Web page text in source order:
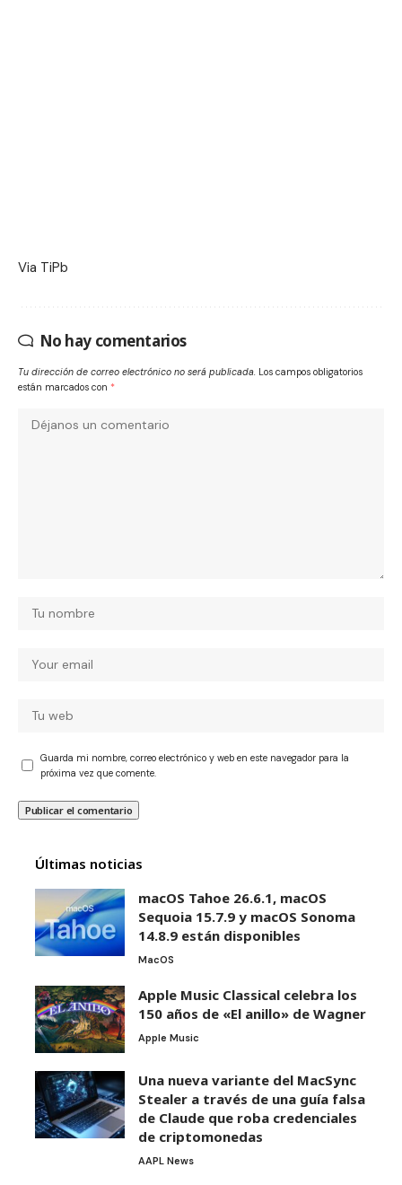
Via TiPb
No hay comentarios
Tu dirección de correo electrónico no será publicada. Los campos obligatorios
están marcados con *
Guarda mi nombre, correo electrónico y web en este navegador para la
próxima vez que comente.
Últimas noticias
macOS Tahoe 26.6.1, macOS
Sequoia 15.7.9 y macOS Sonoma
14.8.9 están disponibles
MacOS
Apple Music Classical celebra los
150 años de «El anillo» de Wagner
Apple Music
Una nueva variante del MacSync
Stealer a través de una guía falsa
de Claude que roba credenciales
de criptomonedas
AAPL News